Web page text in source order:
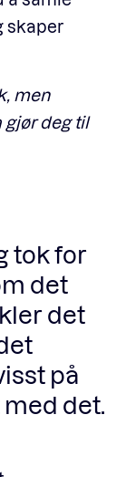
skaper
men
gjør deg til
tok for
det
det
på
det.